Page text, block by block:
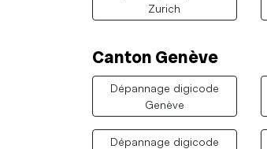
Zurich
Canton Genève
Dépannage digicode
Genève
Dépannage digicode